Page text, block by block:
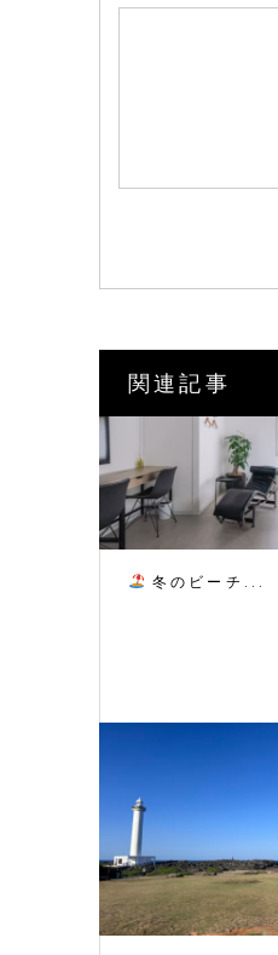
関連記事
冬のビーチ...